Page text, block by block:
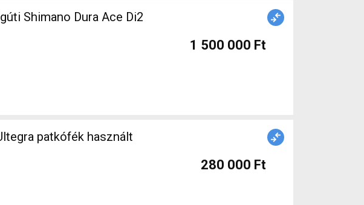
Shimano Dura Ace Di2
1 500 000 Ft
patkófék használt
280 000 Ft